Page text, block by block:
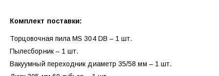
Комплект поставки:
Торцовочная пила MS 304 DB – 1 шт.
Пылесборник – 1 шт.
Вакуумный переходник диаметр 35/58 мм – 1 шт.